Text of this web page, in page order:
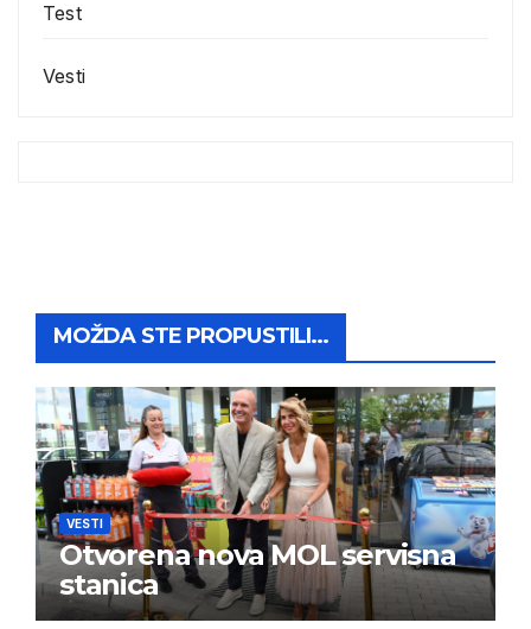
Test
Vesti
MOŽDA STE PROPUSTILI...
VESTI
Otvorena nova MOL servisna
stanica